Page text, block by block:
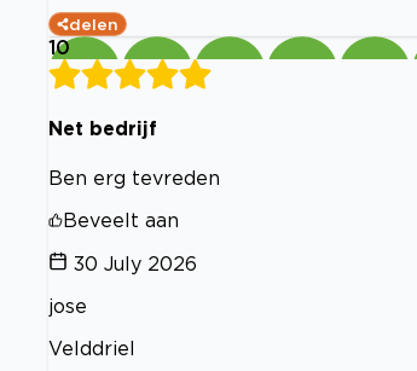
delen
10
Net bedrijf
Ben erg tevreden
Beveelt aan
30 July 2026
jose
Velddriel